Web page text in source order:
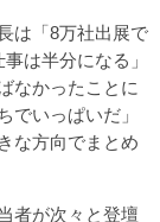
は「8万社出展で
は半分になる」
なかったことに
でいっぱいだ」
な方向でまとめ
者が次々と登壇